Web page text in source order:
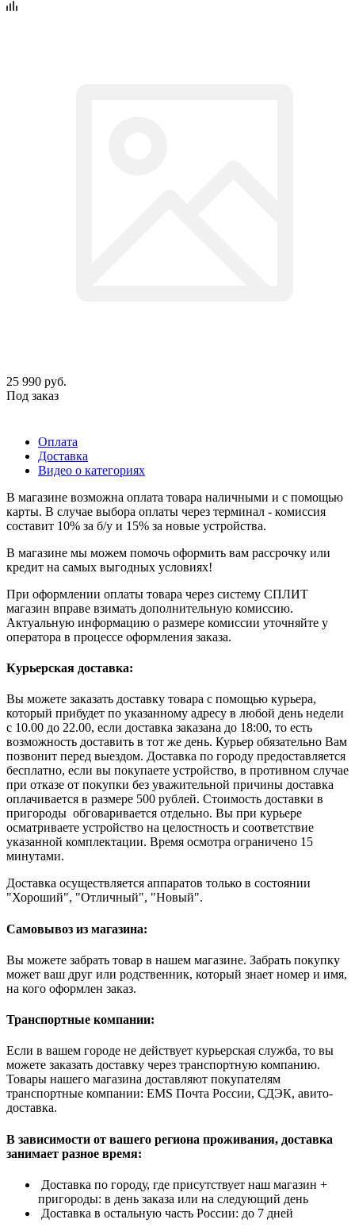
25 990 руб.
Под заказ
Оплата
Доставка
Видео о категориях
В магазине возможна оплата товара наличными и с помощью
карты. В случае выбора оплаты через терминал - комиссия
составит 10% за б/у и 15% за новые устройства.
В магазине мы можем помочь оформить вам рассрочку или
кредит на самых выгодных условиях!
При оформлении оплаты товара через систему СПЛИТ
магазин вправе взимать дополнительную комиссию.
Актуальную информацию о размере комиссии уточняйте у
оператора в процессе оформления заказа.
Курьерская доставка:
Вы можете заказать доставку товара с помощью курьера,
который прибудет по указанному адресу в любой день недели
с 10.00 до 22.00, если доставка заказана до 18:00, то есть
возможность доставить в тот же день. Курьер обязательно Вам
позвонит перед выездом. Доставка по городу предоставляется
бесплатно, если вы покупаете устройство, в противном случае
при отказе от покупки без уважительной причины доставка
оплачивается в размере 500 рублей. Стоимость доставки в
пригороды обговаривается отдельно. Вы при курьере
осматриваете устройство на целостность и соответствие
указанной комплектации. Время осмотра ограничено 15
минутами.
Доставка осуществляется аппаратов только в состоянии
"Хороший", "Отличный", "Новый".
Самовывоз из магазина:
Вы можете забрать товар в нашем магазине. Забрать покупку
может ваш друг или родственник, который знает номер и имя,
на кого оформлен заказ.
Транспортные компании:
Если в вашем городе не действует курьерская служба, то вы
можете заказать доставку через транспортную компанию.
Товары нашего магазина доставляют покупателям
транспортные компании: EMS Почта России, СДЭК, авито-
доставка.
В зависимости от вашего региона проживания, доставка
занимает разное время:
Доставка по городу, где присутствует наш магазин +
пригороды: в день заказа или на следующий день
Доставка в остальную часть России: до 7 дней